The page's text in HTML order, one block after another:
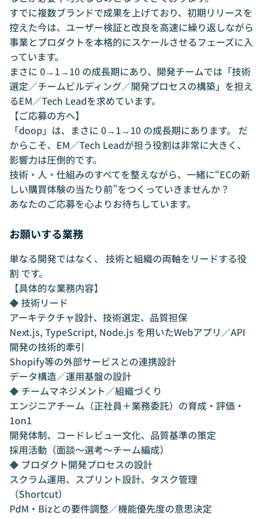
すでに複数ブランドで成果を上げており、初期リリースを
控えた今は、ユーザー検証と改良を高速に繰り返しながら
事業とプロダクトを本格的にスケールさせるフェーズに入
っています。
まさに 0→1→10 の成長期にあり、開発チームでは「技術
選定／チームビルディング／開発プロセスの構築」を担え
るEM／Tech Leadを求めています。
【ご応募の方へ】
「doop」は、まさに 0→1→10 の成長期にあります。 だ
からこそ、EM／Tech Leadが担う役割は非常に大きく、
影響力は圧倒的です。
技術・人・仕組みのすべてを整えながら、一緒に“ECの新
しい購買体験の当たり前”をつくっていきませんか？
あなたのご応募を心よりお待ちしています。
お願いする業務
単なる開発ではなく、 技術と組織の両軸をリードする役
割 です。
【具体的な業務内容】
◆ 技術リード
アーキテクチャ設計、技術選定、品質担保
Next.js, TypeScript, Node.js を用いたWebアプリ／API
開発の技術的牽引
Shopify等の外部サービスとの連携設計
データ構造／運用基盤の設計
◆ チームマネジメント／組織づくり
エンジニアチーム（正社員＋業務委託）の育成・評価・
1on1
開発体制、コードレビュー文化、品質基準の策定
採用活動（面談〜選考〜チーム編成）
◆ プロダクト開発プロセスの設計
スクラム運用、スプリント設計、タスク管理
（Shortcut）
PdM・Bizとの要件調整／機能優先度の意思決定